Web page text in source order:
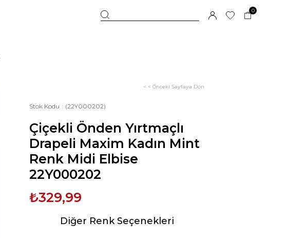
0
< < Önceki Sayfaya Dön
Stok Kodu (22Y000202)
Çiçekli Önden Yırtmaçlı
Drapeli Maxim Kadın Mint
Renk Midi Elbise
22Y000202
₺329,99
Diğer Renk Seçenekleri